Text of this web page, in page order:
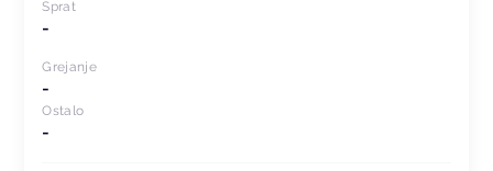
Sprat
-
Grejanje
-
Ostalo
-